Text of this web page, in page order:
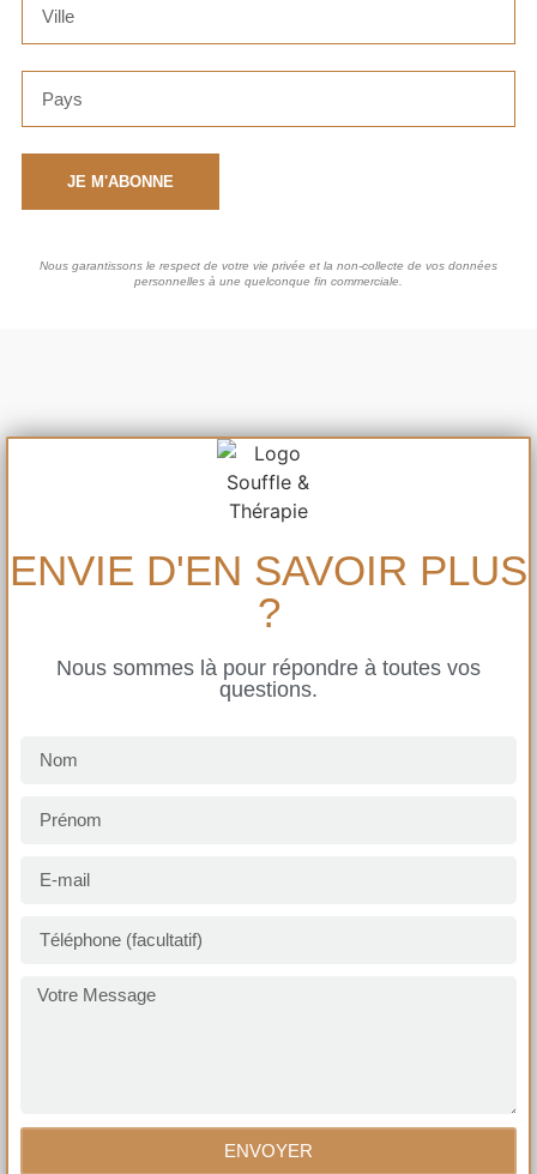
JE M'ABONNE
Nous garantissons le respect de votre vie privée et la non-collecte de vos données
personnelles à une quelconque fin commerciale.
ENVIE D'EN SAVOIR PLUS
?
Nous sommes là pour répondre à toutes vos
questions.
ENVOYER